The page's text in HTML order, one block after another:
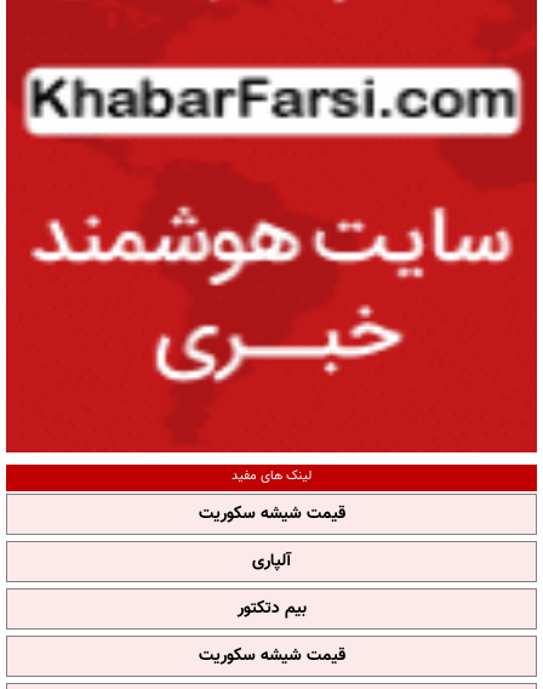
لینک های مفید
قیمت شیشه سکوریت
آلپاری
بیم دتکتور
قیمت شیشه سکوریت